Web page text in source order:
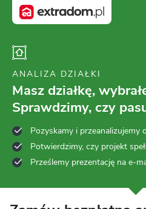
ANALIZA DZIAŁKI
Masz działkę,
Sprawdzimy, czy
Pozyskamy i przeanalizujemy
Potwierdzimy, czy projekt
Prześlemy prezentację na e-